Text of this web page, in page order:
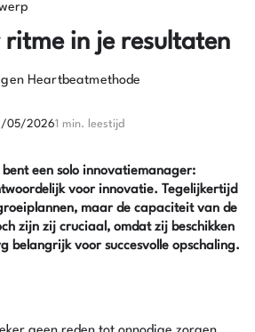
ritme in je resultaten
Heartbeatmethode
05/20261 min. leestijd
een solo innovatiemanager:
voor innovatie. Tegelijkertijd
maar de capaciteit van de
zijn zij cruciaal, omdat zij beschikken
belangrijk voor succesvolle opschaling.